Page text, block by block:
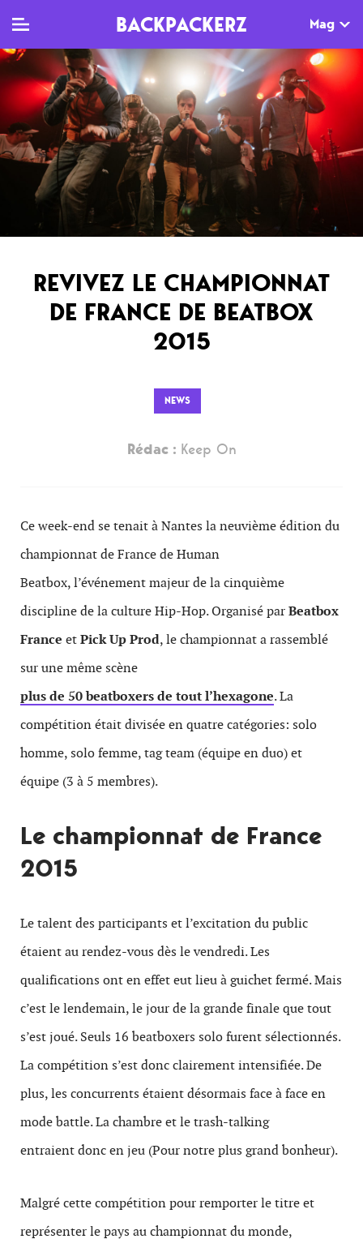
BACKPACKERZ Mag
TV
Clips
Live
Documentaires
MAG
Dossiers
Tops
Interviews
Sorties
Newsletter
AGENDA
Paris
Festivals
REVIVEZ LE CHAMPIONNAT
DE FRANCE DE BEATBOX
2015
NEWS
Rédac : Keep On
Ce week-end se tenait à Nantes la neuvième édition du
championnat de France de Human
Beatbox, l’événement majeur de la cinquième
discipline de la culture Hip-Hop. Organisé parBeatbox
France etPick Up Prod, le championnat a rassemblé
sur une même scène
plus de 50 beatboxers de tout l’hexagone. La
compétition était divisée en quatre catégories: solo
homme, solo femme, tag team (équipe en duo) et
équipe (3 à 5 membres).
Le championnat de France
2015
Le talent des participants et l’excitation du public
étaient au rendez-vous dès le vendredi. Les
qualifications ont en effet eut lieu à guichet fermé. Mais
c’est le lendemain, le jour de la grande finale que tout
s’est joué. Seuls 16 beatboxers solo furent sélectionnés.
La compétition s’est donc clairement intensifiée. De
plus, les concurrents étaient désormais face à face en
mode battle. La chambre et le trash-talking
entraient donc en jeu (Pour notre plus grand bonheur).
Malgré cette compétition pour remporter le titre et
représenter le pays au championnat du monde,